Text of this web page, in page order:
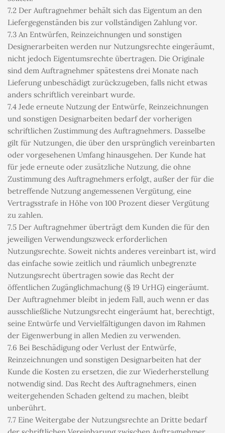
7.2 Der Auftragnehmer behält sich das Eigentum an den
Liefergegenständen bis zur vollständigen Zahlung vor.
7.3 An Entwürfen, Reinzeichnungen und sonstigen
Designerarbeiten werden nur Nutzungsrechte eingeräumt,
nicht jedoch Eigentumsrechte übertragen. Die Originale
sind dem Auftragnehmer spätestens drei Monate nach
Lieferung unbeschädigt zurückzugeben, falls nicht etwas
anders schriftlich vereinbart wurde.
7.4 Jede erneute Nutzung der Entwürfe, Reinzeichnungen
und sonstigen Designarbeiten bedarf der vorherigen
schriftlichen Zustimmung des Auftragnehmers. Dasselbe
gilt für Nutzungen, die über den ursprünglich vereinbarten
oder vorgesehenen Umfang hinausgehen. Der Kunde hat
für jede erneute oder zusätzliche Nutzung, die ohne
Zustimmung des Auftragnehmers erfolgt, außer der für die
betreffende Nutzung angemessenen Vergütung, eine
Vertragsstrafe in Höhe von 100 Prozent dieser Vergütung
zu zahlen.
7.5 Der Auftragnehmer überträgt dem Kunden die für den
jeweiligen Verwendungszweck erforderlichen
Nutzungsrechte. Soweit nichts anderes vereinbart ist, wird
das einfache sowie zeitlich und räumlich unbegrenzte
Nutzungsrecht übertragen sowie das Recht der
öffentlichen Zugänglichmachung (§ 19 UrHG) eingeräumt.
Der Auftragnehmer bleibt in jedem Fall, auch wenn er das
ausschließliche Nutzungsrecht eingeräumt hat, berechtigt,
seine Entwürfe und Vervielfältigungen davon im Rahmen
der Eigenwerbung in allen Medien zu verwenden.
7.6 Bei Beschädigung oder Verlust der Entwürfe,
Reinzeichnungen und sonstigen Designarbeiten hat der
Kunde die Kosten zu ersetzen, die zur Wiederherstellung
notwendig sind. Das Recht des Auftragnehmers, einen
weitergehenden Schaden geltend zu machen, bleibt
unberührt.
7.7 Eine Weitergabe der Nutzungsrechte an Dritte bedarf